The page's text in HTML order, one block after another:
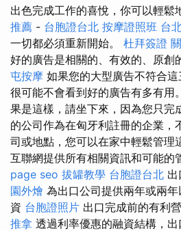
出色完成工作的喜悅，你可以輕鬆
推薦 - 台胞證台北 按摩證照班 台
一切都必須重新開始。 杜拜簽證
好的廣告是相關的、有效的、原創
屯按摩 如果您的大型廣告不符合
很可能不會看到好的廣告有多有用
果是這樣，請坐下來，因為您只完
的公司作為在匈牙利註冊的企業，
司或地點，您可以在家中輕鬆管理
互聯網提供所有相關資訊和可能的
page seo 拔罐教學 台胞證台北
園外燴 為出口公司提供兩年或兩
資 台胞證照片 出口完成前的有利
推拿 透過利率優惠的融資結構，